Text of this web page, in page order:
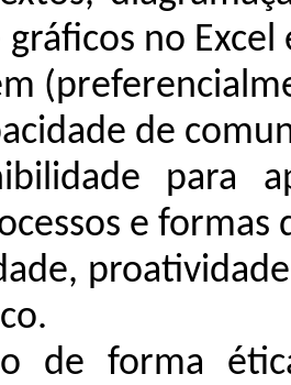
gráficos no
de
para
e formas
de forma